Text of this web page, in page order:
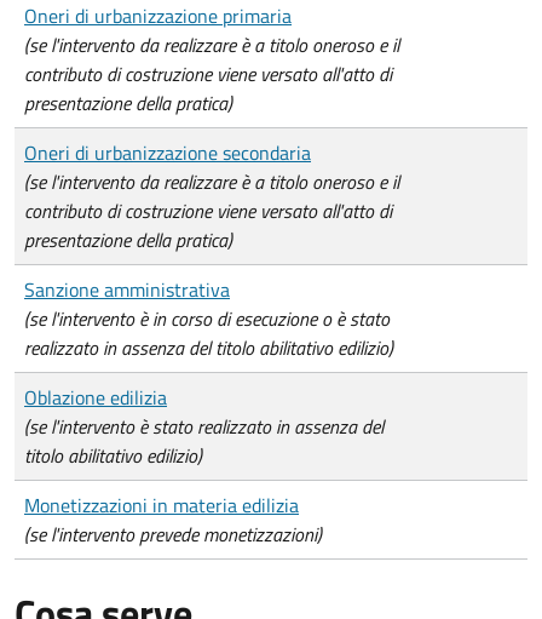
Oneri di urbanizzazione primaria
(se l'intervento da realizzare è a titolo oneroso e il
contributo di costruzione viene versato all'atto di
presentazione della pratica)
Oneri di urbanizzazione secondaria
(se l'intervento da realizzare è a titolo oneroso e il
contributo di costruzione viene versato all'atto di
presentazione della pratica)
Sanzione amministrativa
(se l'intervento è in corso di esecuzione o è stato
realizzato in assenza del titolo abilitativo edilizio)
Oblazione edilizia
(se l'intervento è stato realizzato in assenza del
titolo abilitativo edilizio)
Monetizzazioni in materia edilizia
(se l'intervento prevede monetizzazioni)